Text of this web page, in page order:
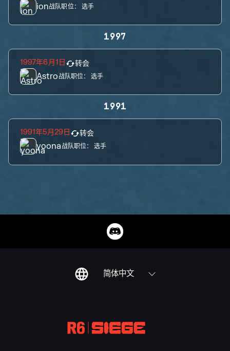
ion战队职位： 选手
1997
1997年6月1日 转会
Astro战队职位： 选手
1991
1991年5月29日 转会
yoona战队职位： 选手
简体中文